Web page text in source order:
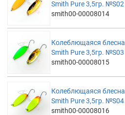
Smith Pure 3,5гр. №S02
smith00-00008014
Колеблющаяся блесна
Smith Pure 3,5гр. №S03
smith00-00008015
Колеблющаяся блесна
Smith Pure 3,5гр. №S04
smith00-00008016